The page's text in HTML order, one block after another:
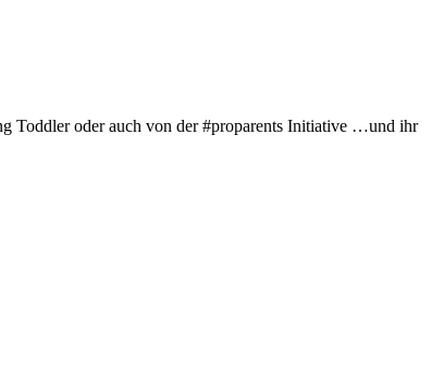
Toddler oder auch von der #proparents Initiative …und ihr